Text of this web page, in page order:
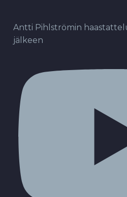
Antti Pihlströmin
jälkeen